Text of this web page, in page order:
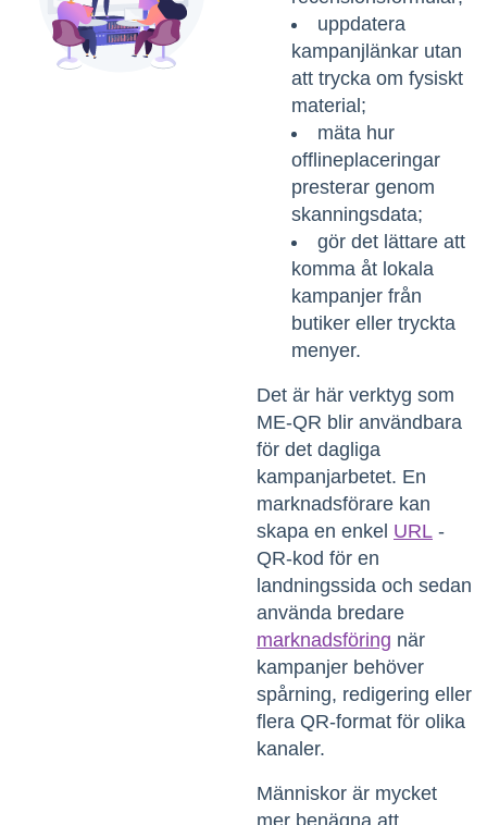
uppdatera
kampanjlänkar utan
att trycka om fysiskt
material;
mäta hur
offlineplaceringar
presterar genom
skanningsdata;
gör det lättare att
komma åt lokala
kampanjer från
butiker eller tryckta
menyer.
Det är här verktyg som
ME-QR blir användbara
för det dagliga
kampanjarbetet. En
marknadsförare kan
skapa en enkel URL -
QR-kod för en
landningssida och sedan
använda bredare
marknadsföring när
kampanjer behöver
spårning, redigering eller
flera QR-format för olika
kanaler.
Människor är mycket
mer benägna att